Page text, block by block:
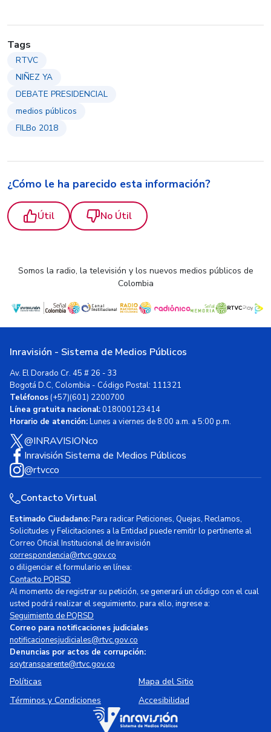
Tags
RTVC
NIÑEZ YA
DEBATE PRESIDENCIAL
medios públicos
FILBo 2018
¿Cómo le ha parecido esta información?
Útil No Útil
Somos la radio, la televisión y los nuevos medios públicos de
Colombia
Inravisión - Sistema de Medios Públicos
Av. El Dorado Cr. 45 # 26 - 33
Bogotá D.C, Colombia - Código Postal: 111321
Teléfonos(+57)(601) 2200700
Línea gratuita nacional:018000123414
Horario de atención:Lunes a viernes de 8:00 a.m. a 5:00 p.m.
@INRAVISIONco
Inravisión Sistema de Medios Públicos
@rtvcco
Contacto Virtual
Estimado Ciudadano:Para radicar Peticiones, Quejas, Reclamos,
Solicitudes y Felicitaciones a la Entidad puede remitir lo pertinente al
Correo Oficial Institucional de Inravisión
correspondencia@rtvc.gov.co
o diligenciar el formulario en línea:
Contacto PQRSD
Al momento de registrar su petición, se generará un código con el cual
usted podrá realizar el seguimiento, para ello, ingrese a:
Seguimiento de PQRSD
Correo para notificaciones judiciales
notificacionesjudiciales@rtvc.gov.co
Denuncias por actos de corrupción:
soytransparente@rtvc.gov.co
Políticas
Mapa del Sitio
Términos y Condiciones
Accesibilidad